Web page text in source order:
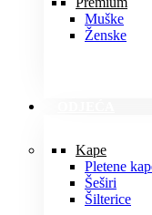
Muške
Ženske
Kape
Pletene
Šeširi
Šilterice